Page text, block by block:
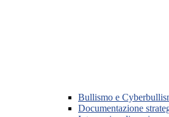
Bullismo e
Documentazione